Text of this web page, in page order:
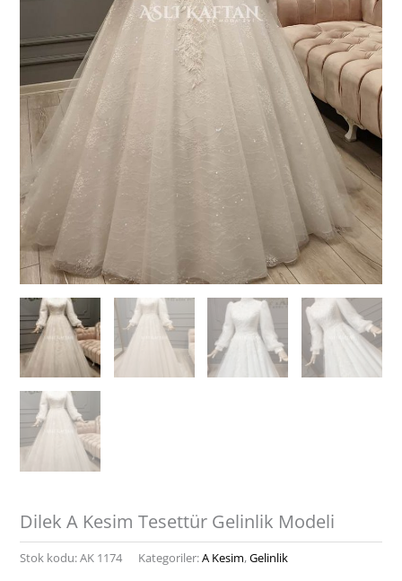
Dilek A Kesim Tesettür Gelinlik Modeli
Stok kodu:AK 1174 Kategoriler:A Kesim,Gelinlik